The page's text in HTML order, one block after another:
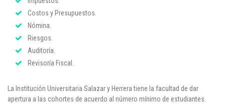
Costos y Presupuestos.
Nómina.
Riesgos.
Auditoría.
Revisoría Fiscal.
La Institución Universitaria Salazar y Herrera tiene la facultad de dar
apertura a las cohortes de acuerdo al número mínimo de estudiantes.